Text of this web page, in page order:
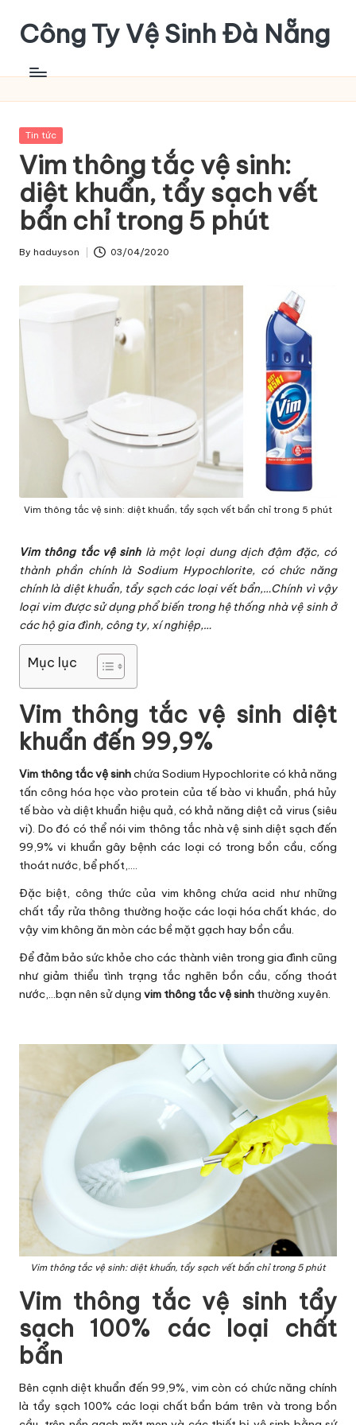
Skip
content
Công Ty Vệ Sinh Đà Nẵng
Posted
Tin tức
Vim thông tắc vệ sinh:
diệt khuẩn, tẩy sạch vết
bẩn chỉ trong 5 phút
Posted
By haduyson 03/04/2020
Vim thông tắc vệ sinh: diệt khuẩn, tẩy sạch vết bẩn chỉ trong 5 phút
Vim thông tắc vệ sinhlà một loại dung dịch đậm đặc, có
thành phần chính là Sodium Hypochlorite, có chức năng
chính là diệt khuẩn, tẩy sạch các loại vết bẩn,…Chính vì vậy
loại vim được sử dụng phổ biến trong hệ thống nhà vệ sinh ở
các hộ gia đình, công ty, xí nghiệp,…
Mục lục
Vim thông tắc vệ sinh diệt
khuẩn đến 99,9%
Vim thông tắc vệ sinhchứa Sodium Hypochlorite có khả năng
tấn công hóa học vào protein của tế bào vi khuẩn, phá hủy
tế bào và diệt khuẩn hiệu quả, có khả năng diệt cả virus (siêu
vi). Do đó có thể nói vim thông tắc nhà vệ sinh diệt sạch đến
99,9% vi khuẩn gây bệnh các loại có trong bồn cầu, cống
thoát nước, bể phốt,….
Đặc biệt, công thức của vim không chứa acid như những
chất tẩy rửa thông thường hoặc các loại hóa chất khác, do
vậy vim không ăn mòn các bề mặt gạch hay bồn cầu.
Để đảm bảo sức khỏe cho các thành viên trong gia đình cũng
như giảm thiểu tình trạng tắc nghẽn bồn cầu, cống thoát
nước,…bạn nên sử dụng vim thông tắc vệ sinh thường xuyên.
Vim thông tắc vệ sinh: diệt khuẩn, tẩy sạch vết bẩn chỉ trong 5 phút
Vim thông tắc vệ sinh tẩy
sạch 100% các loại chất
bẩn
Bên cạnh diệt khuẩn đến 99,9%, vim còn có chức năng chính
là tẩy sạch 100% các loại chất bẩn bám trên và trong bồn